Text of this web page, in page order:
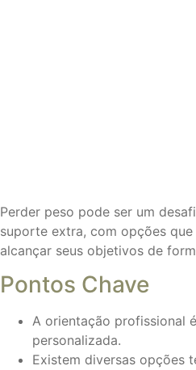
Perder peso pode ser um
suporte extra, com opções
alcançar seus objetivos de
Pontos Chave
A orientação profissional
personalizada.
Existem diversas opções